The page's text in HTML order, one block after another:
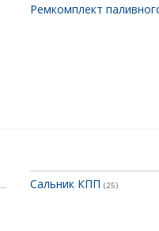
Ремкомплект
Сальник КПП (25)